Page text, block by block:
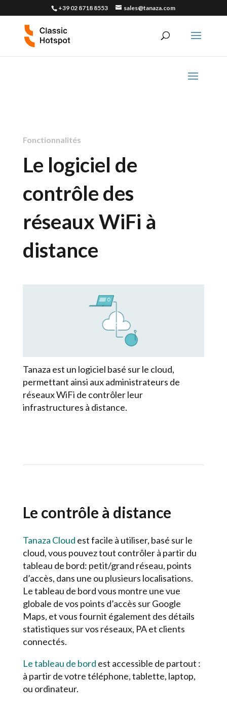
+39 02 8718 8553 sales@tanaza.com
Fonctionnalités
Le logiciel de
contrôle des
réseaux WiFi à
distance
Tanaza est un logiciel basé sur le cloud,
permettant ainsi aux administrateurs de
réseaux WiFi de contrôler leur
infrastructures à distance.
Le contrôle à distance
Tanaza Cloud est facile à utiliser, basé sur le
cloud, vous pouvez tout contrôler à partir du
tableau de bord: petit/grand réseau, points
d’accès, dans une ou plusieurs localisations.
Le tableau de bord vous montre une vue
globale de vos points d’accès sur Google
Maps, et vous fournit également des détails
statistiques sur vos réseaux, PA et clients
connectés.
Le tableau de bord est accessible de partout :
à partir de votre téléphone, tablette, laptop,
ou ordinateur.